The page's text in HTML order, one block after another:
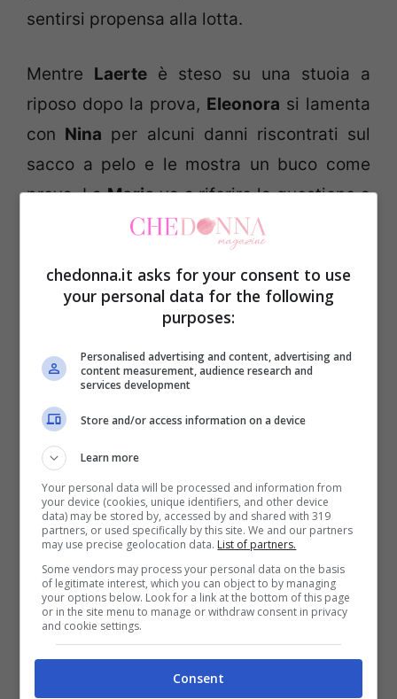
sentirsi propensa alla lotta.
Mentre Laerte è steso su una stuoia a
riposo dopo la prova, Eleonora si lamenta
con Nina per alcuni danni riscontrati sul
sacco a pelo e le mostra un buco come
prova. LaMoricva a riferire la questione a
che subito si adira con
per non avergli parlato direttamente, bensì
alle spalle, nonostante luile avesse detto
già dalla mattinadi aver usufruito del suo
mentre è ancora sdraiato, poi si alza
sempre più arrabbiato, insistendo di non
aver nessuna remora a chiederle scusa
qualora lei si recasse direttamente da lui a
porgere le proprie rimostranze. La
Brigliadori, invece, se ne sta sotto la tenda
e si lamenta del fatto cheLaerte
frugato nel suo sacco senza chiederle
niente. “Non ha fatto niente di male”, dice
NinaaEleonora, eKillianle fa notare di
essersi mostrata d’accordo quando
chedonna.it asks for your consent to use
your personal data for the following
purposes:
Personalised advertising and content, advertising and
content measurement, audience research and
services development
Store and/or access information on a device
Learn more
Your personal data will be processed and information from
your device (cookies, unique identifiers, and other device
data) may be stored by, accessed by and shared with 319
partners, or used specifically by this site. We and our partners
may use precise geolocation data. List of partners.
Some vendors may process your personal data on the basis
of legitimate interest, which you can object to by managing
your options below. Look for a link at the bottom of this page
or in the site menu to manage or withdraw consent in privacy
and cookie settings.
Consent